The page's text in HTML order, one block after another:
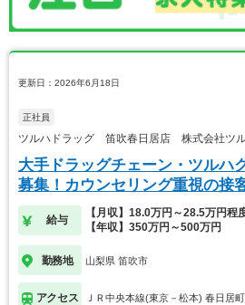
更新日：2026年6月18日
正社員
ツルハドラッグ 笛吹春日居店 株式会社ツ
大手ドラッグチェーン・ツルハ
募集！カウンセリング重視の接
給与
【月収】18.0万円～28.5万円程
【年収】350万円～500万円
勤務地 山梨県 笛吹市
アクセス ＪＲ中央本線(東京－松本) 春日居